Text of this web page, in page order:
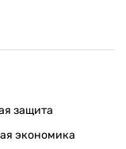
защита
экономика